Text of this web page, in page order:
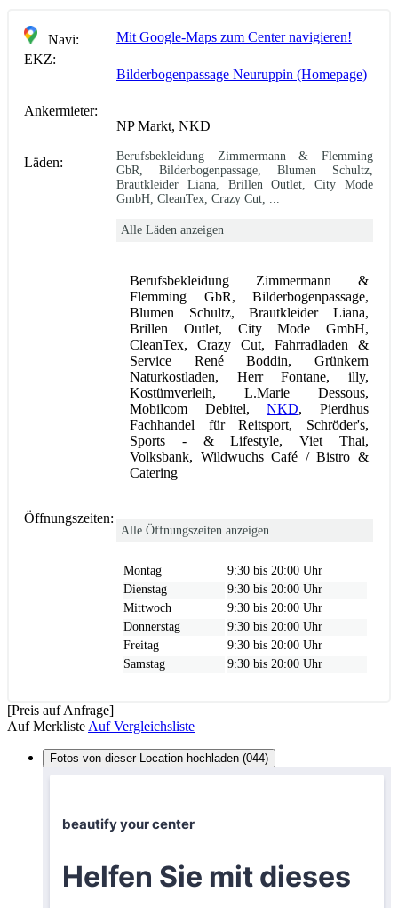
Navi:
Mit Google-Maps zum Center navigieren!
EKZ:
Bilderbogenpassage Neuruppin (Homepage)
Ankermieter:
NP Markt, NKD
Läden:
Berufsbekleidung Zimmermann & Flemming
GbR, Bilderbogenpassage, Blumen Schultz,
Brautkleider Liana, Brillen Outlet, City Mode
GmbH, CleanTex, Crazy Cut, ...
Alle Läden anzeigen
Berufsbekleidung Zimmermann &
Flemming GbR, Bilderbogenpassage,
Blumen Schultz, Brautkleider Liana,
Brillen Outlet, City Mode GmbH,
CleanTex, Crazy Cut, Fahrradladen &
Service René Boddin, Grünkern
Naturkostladen, Herr Fontane, illy,
Kostümverleih, L.Marie Dessous,
Mobilcom Debitel,NKD, Pierdhus
Fachhandel für Reitsport, Schröder's,
Sports - & Lifestyle, Viet Thai,
Volksbank, Wildwuchs Café / Bistro &
Catering
Öffnungszeiten:
Alle Öffnungszeiten anzeigen
Montag
9:30 bis 20:00 Uhr
Dienstag
9:30 bis 20:00 Uhr
Mittwoch
9:30 bis 20:00 Uhr
Donnerstag
9:30 bis 20:00 Uhr
Freitag
9:30 bis 20:00 Uhr
Samstag
9:30 bis 20:00 Uhr
[Preis auf Anfrage]
Auf Merkliste Auf Vergleichsliste
Fotos von dieser Location hochladen (044)